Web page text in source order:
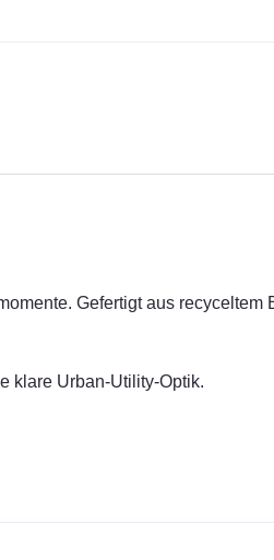
Gefertigt aus recyceltem
klare Urban-Utility-Optik.